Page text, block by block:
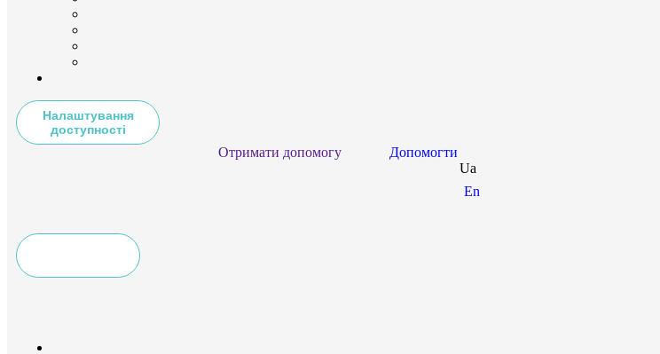
Налаштування
доступності
Отримати допомогу
Допомогти
Ua
En